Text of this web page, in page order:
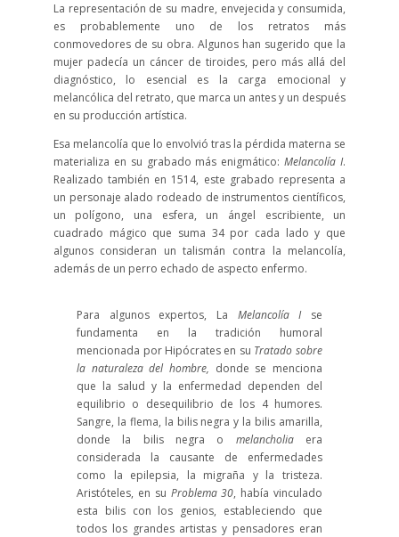
La representación de su madre, envejecida y consumida,
es probablemente uno de los retratos más
conmovedores de su obra. Algunos han sugerido que la
mujer padecía un cáncer de tiroides, pero más allá del
diagnóstico, lo esencial es la carga emocional y
melancólica del retrato, que marca un antes y un después
en su producción artística.
Esa melancolía que lo envolvió tras la pérdida materna se
materializa en su grabado más enigmático:Melancolía I.
Realizado también en 1514, este grabado representa a
un personaje alado rodeado de instrumentos científicos,
un polígono, una esfera, un ángel escribiente, un
cuadrado mágico que suma 34 por cada lado y que
algunos consideran un talismán contra la melancolía,
además de un perro echado de aspecto enfermo.
Para algunos expertos, La Melancolía Ise
fundamenta en la tradición humoral
mencionada por Hipócrates en su Tratado sobre
la naturaleza del hombre, donde se menciona
que la salud y la enfermedad dependen del
equilibrio o desequilibrio de los 4 humores.
Sangre, la flema, la bilis negra y la bilis amarilla,
donde la bilis negra o melancholiaera
considerada la causante de enfermedades
como la epilepsia, la migraña y la tristeza.
Aristóteles, en su Problema 30, había vinculado
esta bilis con los genios, estableciendo que
todos los grandes artistas y pensadores eran